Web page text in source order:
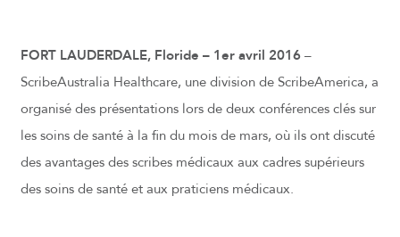
FORT LAUDERDALE, Floride – 1er avril 2016 –
ScribeAustralia Healthcare, une division de ScribeAmerica, a
organisé des présentations lors de deux conférences clés sur
les soins de santé à la fin du mois de mars, où ils ont discuté
des avantages des scribes médicaux aux cadres supérieurs
des soins de santé et aux praticiens médicaux.